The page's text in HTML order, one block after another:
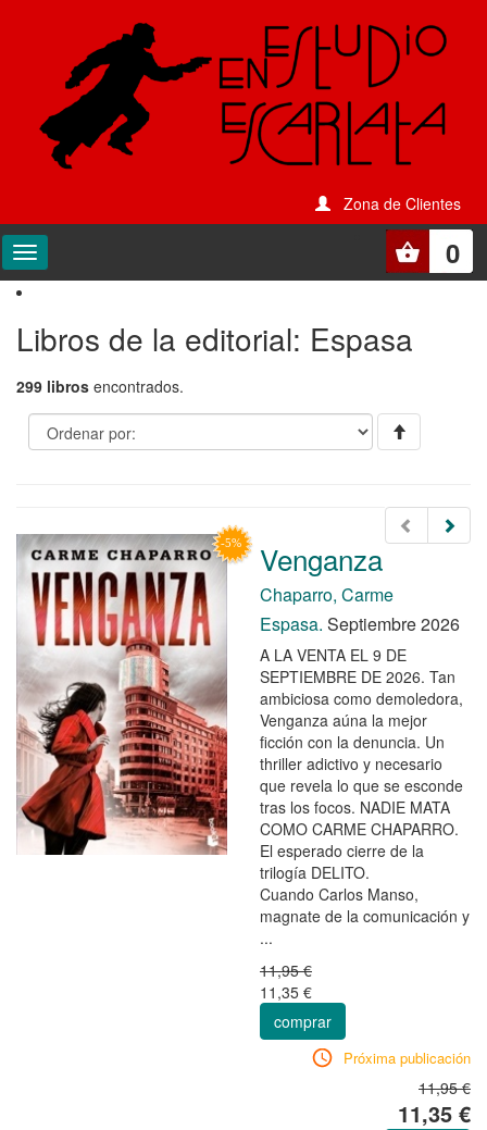
Zona de Clientes
0
Libros de la editorial: Espasa
299 libros encontrados.
Venganza
Chaparro, Carme
Espasa. Septiembre 2026
A LA VENTA EL 9 DE
SEPTIEMBRE DE 2026. Tan
ambiciosa como demoledora,
Venganza aúna la mejor
ficción con la denuncia. Un
thriller adictivo y necesario
que revela lo que se esconde
tras los focos. NADIE MATA
COMO CARME CHAPARRO.
El esperado cierre de la
trilogía DELITO.
Cuando Carlos Manso,
magnate de la comunicación y
...
11,95 €
11,35 €
comprar
Próxima publicación
11,95 €
11,35 €